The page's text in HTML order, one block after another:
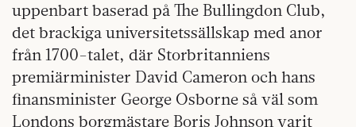
uppenbart baserad på The Bullingdon Club,
det brackiga universitetssällskap med anor
från 1700-talet, där Storbritanniens
premiärminister David Cameron och hans
finansminister George Osborne så väl som
Londons borgmästare Boris Johnson varit